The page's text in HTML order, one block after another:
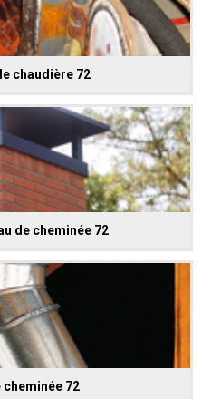
chaudière 72
de cheminée 72
cheminée 72